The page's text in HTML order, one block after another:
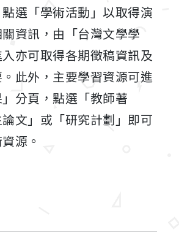
選「學術活動」以取得演
資訊，由「台灣文學學
亦可取得各期徵稿資訊及
此外，主要學習資源可進
分頁，點選「教師著
文」或「研究計劃」即可
源。